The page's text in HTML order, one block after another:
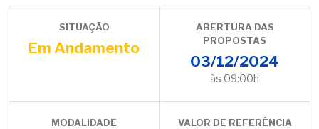
SITUAÇÃO
Em Andamento
ABERTURA DAS
PROPOSTAS
03/12/2024
às 09:00h
MODALIDADE VALOR DE REFERÊNCIA